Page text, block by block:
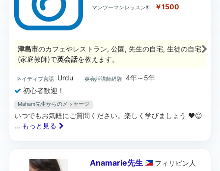
マンツーマンレッスン料 ￥1500
津島市のカフェやレストラン, 公園, 先生の自宅, 生徒の自宅
(家庭教師)で英会話を教えます。
ネイティブ言語 Urdu 英会話講師経験 4年～5年
初心者歓迎！
Maham先生からのメッセージ
いつでもお気軽にご質問ください。楽しく学びましょう ❤️😊
... もっと見る
Anamarie先生 フィリピン 人